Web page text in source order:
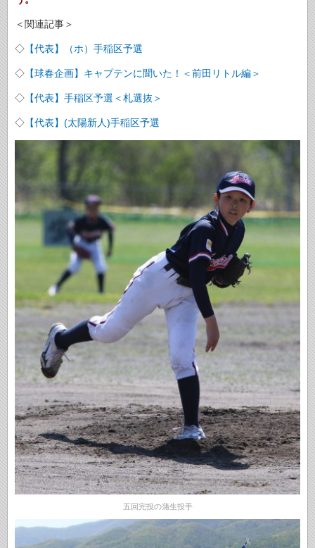
＜関連記事＞
◇ 【代表】（ホ）手稲区予選
◇ 【球春企画】キャプテンに聞いた！＜前田リトル編＞
◇ 【代表】手稲区予選＜札選抜＞
◇ 【代表】(太陽新人)手稲区予選
五回完投の蒲生投手